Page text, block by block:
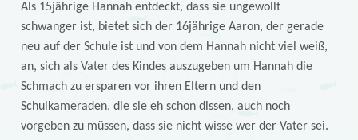
Als 15jährige Hannah entdeckt, dass sie ungewollt
schwanger ist, bietet sich der 16jährige Aaron, der gerade
neu auf der Schule ist und von dem Hannah nicht viel weiß,
an, sich als Vater des Kindes auszugeben um Hannah die
Schmach zu ersparen vor ihren Eltern und den
Schulkameraden, die sie eh schon dissen, auch noch
vorgeben zu müssen, dass sie nicht wisse wer der Vater sei.